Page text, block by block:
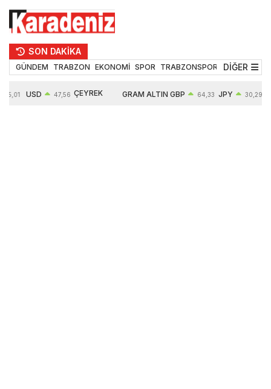
SON DAKİKA
GÜNDEM TRABZON EKONOMİ SPOR TRABZONSPOR TEKNOLOJİ
DİĞER
55,01 USD 47,56 ÇEYREK GRAM ALTIN GBP 64,33 JPY 30,29